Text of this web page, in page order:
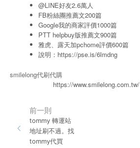
@LINE好友2.6萬人
FB粉絲團推薦文200篇
Google我的商家評價1000篇
PTT helpbuy版推薦文900篇
雅虎、露天加pchome評價600篇
說明： https://pse.is/6lmdng
smilelong代刷代購
https://www.smilelong.com.tw/
前一則
tommy 轉運站
地址刷不過。找
tommy代買